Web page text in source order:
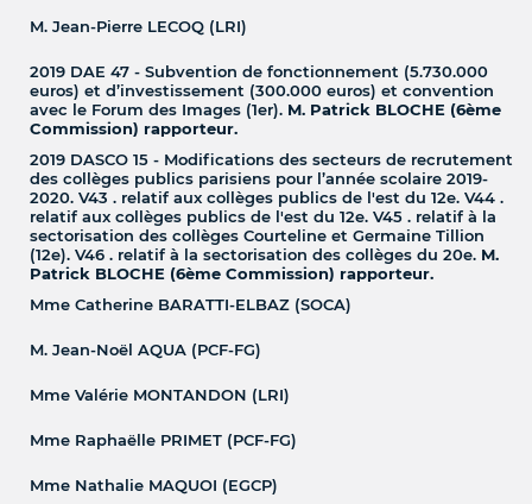
M. Jean-Pierre LECOQ (LRI)
2019 DAE 47 - Subvention de fonctionnement (5.730.000
euros) et d’investissement (300.000 euros) et convention
avec le Forum des Images (1er). M. Patrick BLOCHE (6ème
Commission) rapporteur.
2019 DASCO 15 - Modifications des secteurs de recrutement
des collèges publics parisiens pour l’année scolaire 2019-
2020. V43 . relatif aux collèges publics de l'est du 12e. V44 .
relatif aux collèges publics de l'est du 12e. V45 . relatif à la
sectorisation des collèges Courteline et Germaine Tillion
(12e). V46 . relatif à la sectorisation des collèges du 20e. M.
Patrick BLOCHE (6ème Commission) rapporteur.
Mme Catherine BARATTI-ELBAZ (SOCA)
M. Jean-Noël AQUA (PCF-FG)
Mme Valérie MONTANDON (LRI)
Mme Raphaëlle PRIMET (PCF-FG)
Mme Nathalie MAQUOI (EGCP)